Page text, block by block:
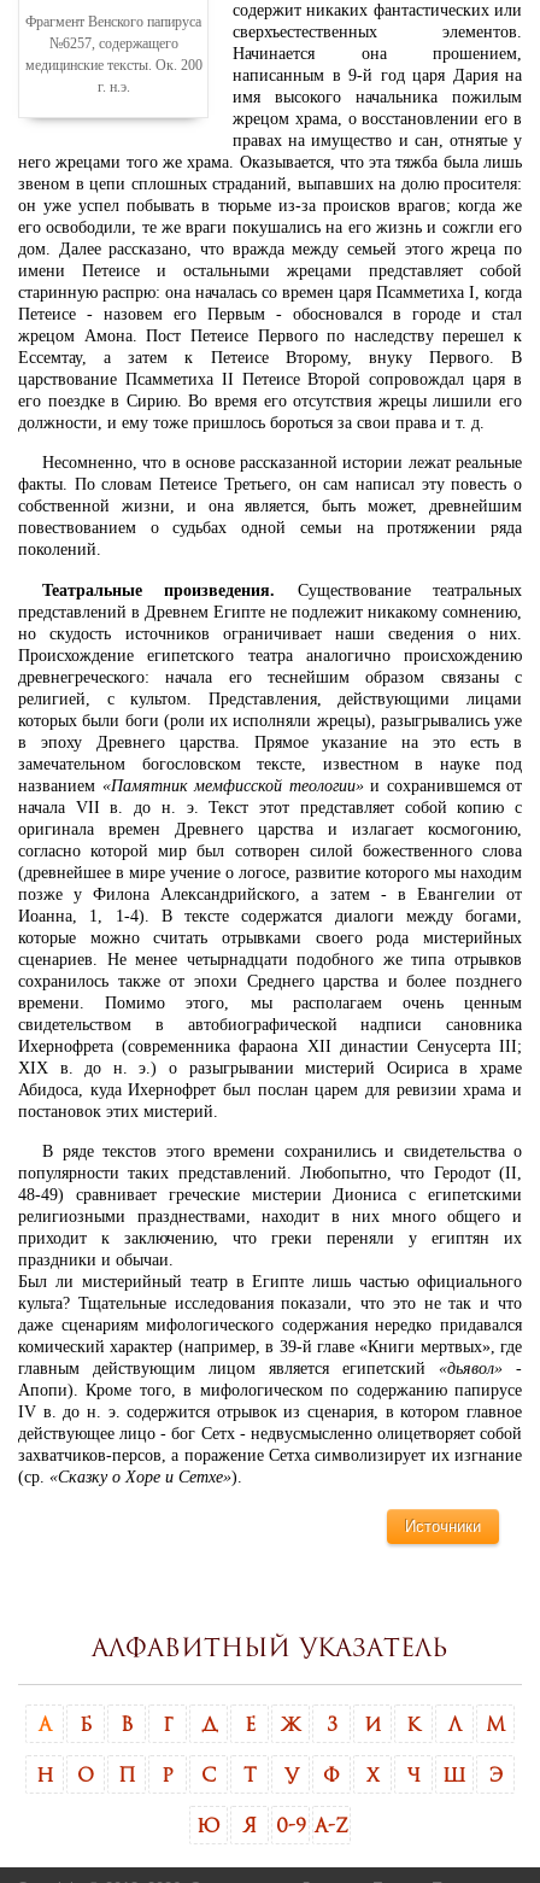
Фрагмент Венского папируса
№6257, содержащего
медицинские тексты. Ок. 200
г. н.э.
содержит никаких фантастических или
сверхъестественных элементов.
Начинается она прошением,
написанным в 9-й год царя Дария на
имя высокого начальника пожилым
жрецом храма, о восстановлении его в
правах на имущество и сан, отнятые у
него жрецами того же храма. Оказывается, что эта тяжба была лишь
звеном в цепи сплошных страданий, выпавших на долю просителя:
он уже успел побывать в тюрьме из-за происков врагов; когда же
его освободили, те же враги покушались на его жизнь и сожгли его
дом. Далее рассказано, что вражда между семьей этого жреца по
имени Петеисе и остальными жрецами представляет собой
старинную распрю: она началась со времен царя Псамметиха I, когда
Петеисе - назовем его Первым - обосновался в городе и стал
жрецом Амона. Пост Петеисе Первого по наследству перешел к
Ессемтау, а затем к Петеисе Второму, внуку Первого. В
царствование Псамметиха II Петеисе Второй сопровождал царя в
его поездке в Сирию. Во время его отсутствия жрецы лишили его
должности, и ему тоже пришлось бороться за свои права и т. д.
Несомненно, что в основе рассказанной истории лежат реальные
факты. По словам Петеисе Третьего, он сам написал эту повесть о
собственной жизни, и она является, быть может, древнейшим
повествованием о судьбах одной семьи на протяжении ряда
поколений.
Театральные произведения. Существование театральных
представлений в Древнем Египте не подлежит никакому сомнению,
но скудость источников ограничивает наши сведения о них.
Происхождение египетского театра аналогично происхождению
древнегреческого: начала его теснейшим образом связаны с
религией, с культом. Представления, действующими лицами
которых были боги (роли их исполняли жрецы), разыгрывались уже
в эпоху Древнего царства. Прямое указание на это есть в
замечательном богословском тексте, известном в науке под
названием «Памятник мемфисской теологии»и сохранившемся от
начала VII в. до н. э. Текст этот представляет собой копию с
оригинала времен Древнего царства и излагает космогонию,
согласно которой мир был сотворен силой божественного слова
(древнейшее в мире учение о логосе, развитие которого мы находим
позже у Филона Александрийского, а затем - в Евангелии от
Иоанна, 1, 1-4). В тексте содержатся диалоги между богами,
которые можно считать отрывками своего рода мистерийных
сценариев. Не менее четырнадцати подобного же типа отрывков
сохранилось также от эпохи Среднего царства и более позднего
времени. Помимо этого, мы располагаем очень ценным
свидетельством в автобиографической надписи сановника
Ихернофрета (современника фараона XII династии Сенусерта III;
XIX в. до н. э.) о разыгрывании мистерий Осириса в храме
Абидоса, куда Ихернофрет был послан царем для ревизии храма и
постановок этих мистерий.
В ряде текстов этого времени сохранились и свидетельства о
популярности таких представлений. Любопытно, что Геродот (II,
48-49) сравнивает греческие мистерии Диониса с египетскими
религиозными празднествами, находит в них много общего и
приходит к заключению, что греки переняли у египтян их
праздники и обычаи.
Был ли мистерийный театр в Египте лишь частью официального
культа? Тщательные исследования показали, что это не так и что
даже сценариям мифологического содержания нередко придавался
комический характер (например, в 39-й главе «Книги мертвых», где
главным действующим лицом является египетский «дьявол» -
Апопи). Кроме того, в мифологическом по содержанию папирусе
IV в. до н. э. содержится отрывок из сценария, в котором главное
действующее лицо - бог Сетх - недвусмысленно олицетворяет собой
захватчиков-персов, а поражение Сетха символизирует их изгнание
(ср. «Сказку о Хоре и Сетхе»).
Источники
Алфавитный указатель
А Б В Г Д Е Ж З И К Л М
Н О Р С Т У Ф Х Ч Э
Ю Я 0-9 A-Z